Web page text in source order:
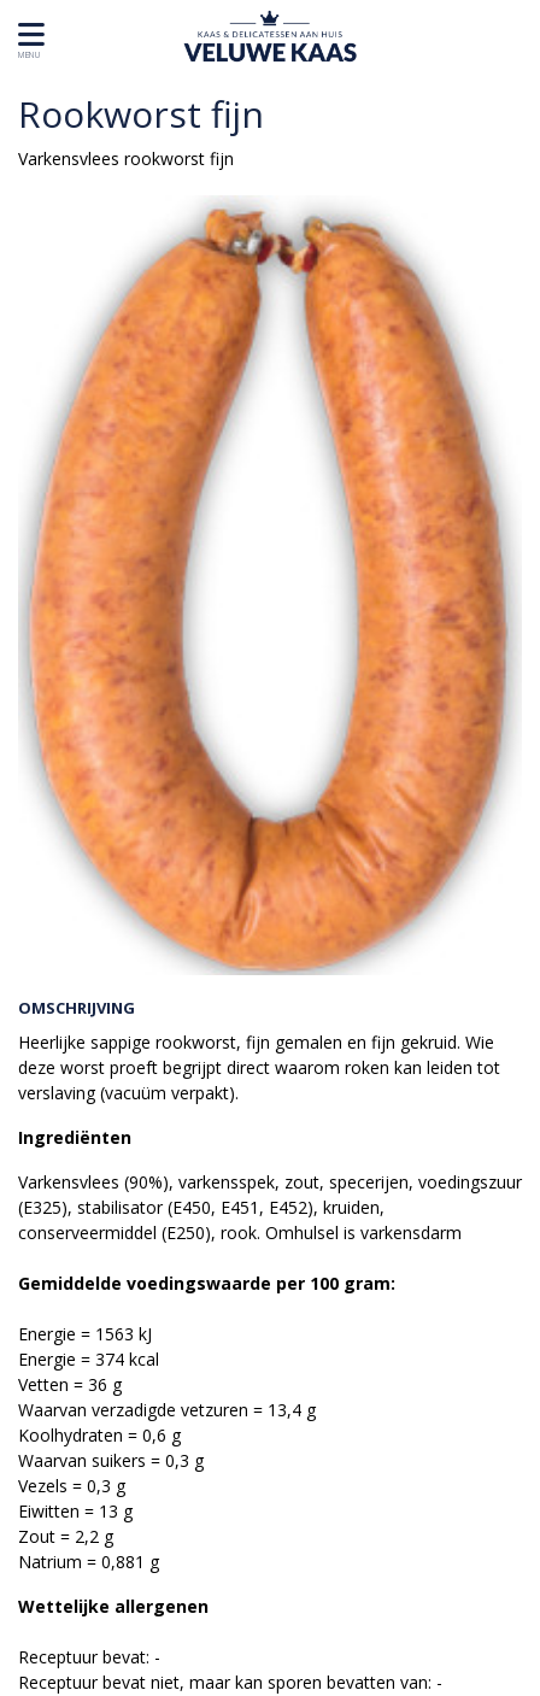
MENU
OMSCHRIJVING
Heerlijke sappige rookworst, fijn gemalen en fijn gekruid. Wie
deze worst proeft begrijpt direct waarom roken kan leiden tot
verslaving (vacuüm verpakt).
Ingrediënten
Varkensvlees (90%), varkensspek, zout, specerijen, voedingszuur
(E325), stabilisator (E450, E451, E452), kruiden,
conserveermiddel (E250), rook. Omhulsel is varkensdarm
Gemiddelde voedingswaarde per 100 gram:
Energie = 1563 kJ
Energie = 374 kcal
Vetten = 36 g
Waarvan verzadigde vetzuren = 13,4 g
Koolhydraten = 0,6 g
Waarvan suikers = 0,3 g
Vezels = 0,3 g
Eiwitten = 13 g
Zout = 2,2 g
Natrium = 0,881 g
Wettelijke allergenen
Receptuur bevat: -
Receptuur bevat niet, maar kan sporen bevatten van: -
Rookworst fijn
Varkensvlees rookworst fijn